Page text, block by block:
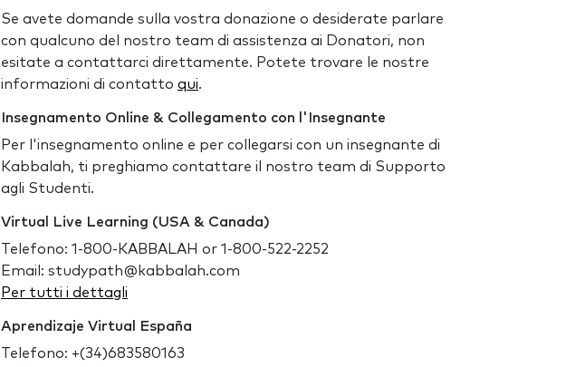
Se avete domande sulla vostra donazione o desiderate parlare
con qualcuno del nostro team di assistenza ai Donatori, non
esitate a contattarci direttamente. Potete trovare le nostre
informazioni di contatto qui.
Insegnamento Online & Collegamento con l'Insegnante
Per l'insegnamento online e per collegarsi con un insegnante di
Kabbalah, ti preghiamo contattare il nostro team di Supporto
agli Studenti.
Virtual Live Learning (USA & Canada)
Telefono: 1-800-KABBALAH or 1-800-522-2252
Email: studypath@kabbalah.com
Per tutti i dettagli
Aprendizaje Virtual España
Telefono: +(34)683580163